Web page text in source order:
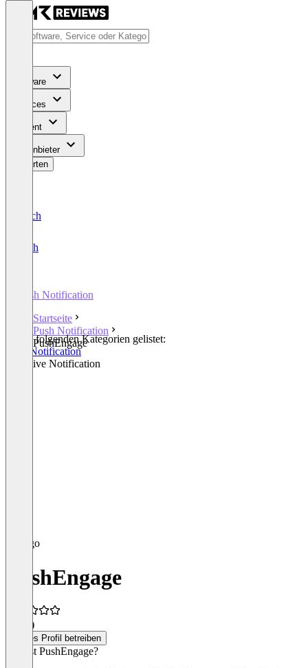
Software
Services
Content
Für Anbieter
Bewerten
Deutsch
English
Push Notification
Startseite
Push Notification
PushEngage
In den folgenden Kategorien gelistet:
Push Notification
Proactive Notification
PushEngage
(2)
Dieses Profil betreiben
Was ist PushEngage?